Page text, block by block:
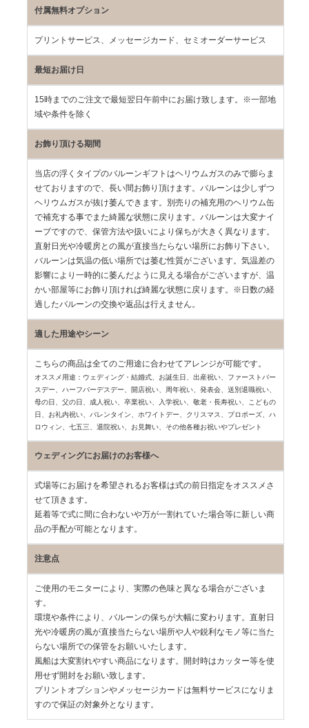
付属無料オプション
プリントサービス、メッセージカード、セミオーダーサービス
最短お届け日
15時までのご注文で最短翌日午前中にお届け致します。※一部地
域や条件を除く
お飾り頂ける期間
当店の浮くタイプのバルーンギフトはヘリウムガスのみで膨らま
せておりますので、長い間お飾り頂けます。バルーンは少しずつ
ヘリウムガスが抜け萎んできます。別売りの補充用のヘリウム缶
で補充する事でまた綺麗な状態に戻ります。バルーンは大変ナイ
ーブですので、保管方法や扱いにより保ちが大きく異なります。
直射日光や冷暖房との風が直接当たらない場所にお飾り下さい。
バルーンは気温の低い場所では萎む性質がございます。気温差の
影響により一時的に萎んだように見える場合がございますが、温
かい部屋等にお飾り頂ければ綺麗な状態に戻ります。※日数の経
過したバルーンの交換や返品は行えません。
適した用途やシーン
こちらの商品は全てのご用途に合わせてアレンジが可能です。
オススメ用途：ウェディング・結婚式、お誕生日、出産祝い、ファーストバー
スデー、ハーフバーデスデー、開店祝い、周年祝い、発表会、送別退職祝い、
母の日、父の日、 成人祝い、卒業祝い、入学祝い、敬老・長寿祝い、こどもの
日、お礼内祝い、 バレンタイン、ホワイトデー、クリスマス、プロポーズ、ハ
ロウィン、七五三、退院祝い、お見舞い、その他各種お祝いやプレゼント
ウェディングにお届けのお客様へ
式場等にお届けを希望されるお客様は式の前日指定をオススメさ
せて頂きます。
延着等で式に間に合わないや万が一割れていた場合等に新しい商
品の手配が可能となります。
注意点
ご使用のモニターにより、実際の色味と異なる場合がございま
す。
環境や条件により、バルーンの保ちが大幅に変わります。直射日
光や冷暖房の風が直接当たらない場所や人や鋭利なモノ等に当た
らない場所での保管をお願いいたします。
風船は大変割れやすい商品になります。開封時はカッター等を使
用せず開封をお願い致します。
プリントオプションやメッセージカードは無料サービスになりま
すので保証の対象外となります。